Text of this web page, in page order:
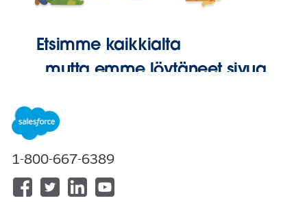
Etsimme kaikkialta
, mutta emme löytäneet sivua.
1-800-667-6389